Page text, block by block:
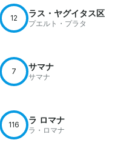
12 ラス・ヤグイタス区
プエルト・プラタ
7 サマナ
サマナ
116 ラ ロマナ
ラ・ロマナ